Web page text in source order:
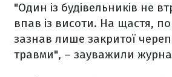
"Один із будівельників не
впав із висоти. На щастя,
зазнав лише закритої
травми", – зауважили